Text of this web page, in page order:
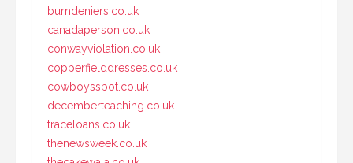
burndeniers.co.uk
canadaperson.co.uk
conwayviolation.co.uk
copperfielddresses.co.uk
cowboysspot.co.uk
decemberteaching.co.uk
traceloans.co.uk
thenewsweek.co.uk